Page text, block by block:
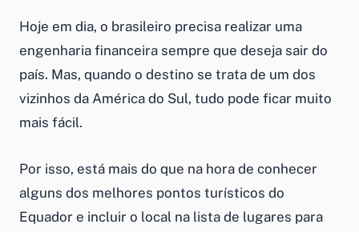
Hoje em dia, o brasileiro precisa realizar uma
engenharia financeira sempre que deseja sair do
país. Mas, quando o destino se trata de um dos
vizinhos da América do Sul, tudo pode ficar muito
mais fácil.
Por isso, está mais do que na hora de conhecer
alguns dos melhores pontos turísticos do
Equador e incluir o local na lista de lugares para